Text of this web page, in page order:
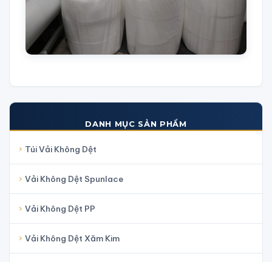
DANH MỤC SẢN PHẨM
Túi Vải Không Dệt
Vải Không Dệt Spunlace
Vải Không Dệt PP
Vải Không Dệt Xăm Kim